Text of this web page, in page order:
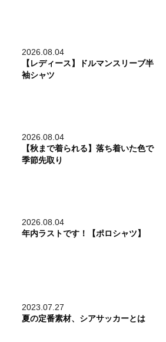
2026.08.04
【レディース】ドルマンスリーブ半
袖シャツ
2026.08.04
【秋まで着られる】落ち着いた色で
季節先取り
2026.08.04
年内ラストです！【ポロシャツ】
2023.07.27
夏の定番素材、シアサッカーとは